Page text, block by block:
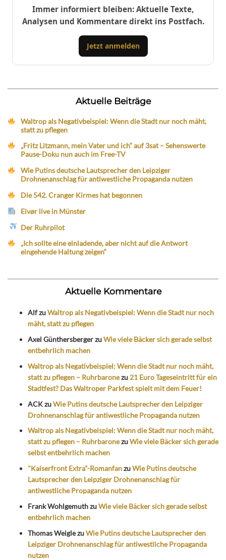
Immer informiert bleiben: Aktuelle Texte,
Analysen und Kommentare direkt ins Postfach.
Jetzt anmelden
Aktuelle Beiträge
Waltrop als Negativbeispiel: Wenn die Stadt nur noch mäht,
statt zu pflegen
„Fritz Litzmann, mein Vater und ich“ auf 3sat – Sehenswerte
Pause-Doku nun auch im Free-TV
Wie Putins deutsche Lautsprecher den Leipziger
Drohnenanschlag für antiwestliche Propaganda nutzen
Die 542. Cranger Kirmes hat begonnen
Eivør live in Münster
Der Ruhrpilot
„Ich sollte eine einladende, aber nicht auf die Antwort
eingehende Haltung zeigen“
Aktuelle Kommentare
AlfzuWaltrop als Negativbeispiel: Wenn die Stadt nur noch
mäht, statt zu pflegen
Axel GünthersbergerzuWie viele Bäcker sich gerade selbst
entbehrlich machen
Waltrop als Negativbeispiel: Wenn die Stadt nur noch mäht,
statt zu pflegen – Ruhrbaronezu 21 Euro Tageseintritt für ein
Stadtfest? Das Waltroper Parkfest spielt mit dem Feuer!
ACKzuWie Putins deutsche Lautsprecher den Leipziger
Drohnenanschlag für antiwestliche Propaganda nutzen
Waltrop als Negativbeispiel: Wenn die Stadt nur noch mäht,
statt zu pflegen – RuhrbaronezuWie viele Bäcker sich gerade
selbst entbehrlich machen
"Kaiserfront Extra"-RomanfanzuWie Putins deutsche
Lautsprecher den Leipziger Drohnenanschlag für
antiwestliche Propaganda nutzen
Frank WohlgemuthzuWie viele Bäcker sich gerade selbst
entbehrlich machen
Thomas WeiglezuWie Putins deutsche Lautsprecher den
Leipziger Drohnenanschlag für antiwestliche Propaganda
nutzen